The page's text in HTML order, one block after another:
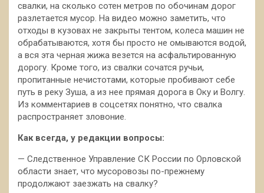
свалки, на сколько сотен метров по обочинам дорог
разлетается мусор. На видео можно заметить, что
отходы в кузовах не закрыты тентом, колеса машин не
обрабатываются, хотя бы просто не омываются водой,
а вся эта черная жижа везется на асфальтированную
дорогу. Кроме того, из свалки сочатся ручьи,
пропитанные нечистотами, которые пробивают себе
путь в реку Зуша, а из нее прямая дорога в Оку и Волгу.
Из комментариев в соцсетях понятно, что свалка
распространяет зловоние.
Как всегда, у редакции вопросы:
— Следственное Управление СК России по Орловской
области знает, что мусоровозы по-прежнему
продолжают заезжать на свалку?